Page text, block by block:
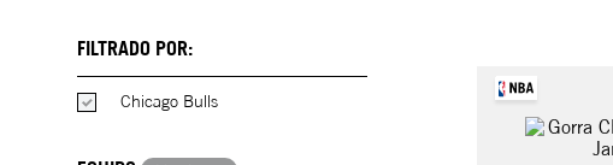
FILTRADO POR:
Chicago Bulls